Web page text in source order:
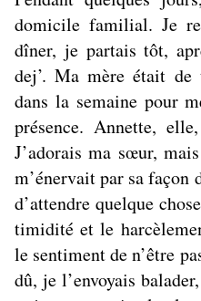
domicile familial. Je
dîner, je partais tôt,
dej’. Ma mère était
dans la semaine pour
présence. Annette,
J’adorais ma sœur,
m’énervait par sa façon
d’attendre quelque
timidité et le
le sentiment de n’être
dû, je l’envoyais